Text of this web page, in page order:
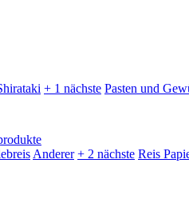
+ 1 nächste Pasten und
Anderer + 2 nächste Reis